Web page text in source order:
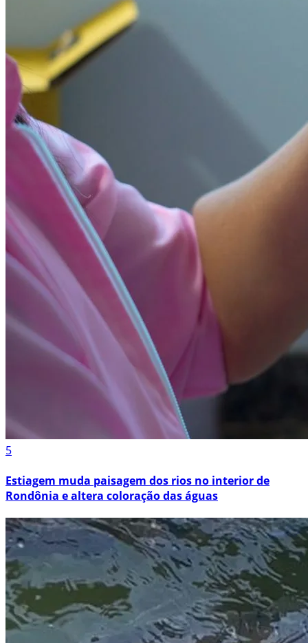
5
Estiagem muda paisagem dos rios no interior de
Rondônia e altera coloração das águas